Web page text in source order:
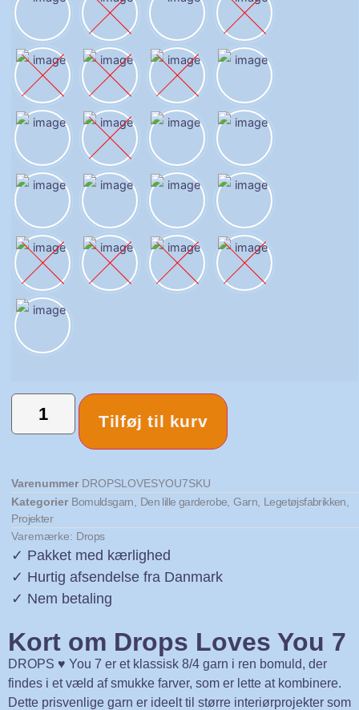
Tilføj til kurv
Varenummer DROPSLOVESYOU7SKU
Kategorier Bomuldsgarn Den lille garderobe ,Garn Legetøjsfabrikken
Projekter
Varemærke: Drops
✓ Pakket med kærlighed
✓ Hurtig afsendelse fra Danmark
✓ Nem betaling
Kort om Drops Loves You 7
DROPS ♥ You 7 er et klassisk 8/4 garn i ren bomuld, der
findes i et væld af smukke farver, som er lette at kombinere.
Dette prisvenlige garn er ideelt til større interiørprojekter som